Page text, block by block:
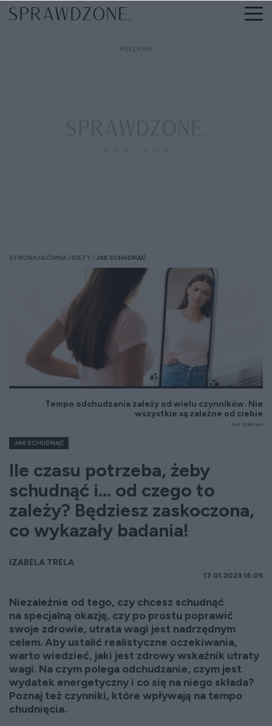
STRONA GŁÓWNA DIETY JAK SCHUDNĄĆ
Tempo odchudzania zależy od wielu czynników. Nie
wszystkie są zależne od ciebie
Fot. 123rf.com
JAK SCHUDNĄĆ
Ile czasu potrzeba, żeby
schudnąć i... od czego to
zależy? Będziesz zaskoczona,
co wykazały badania!
IZABELA TRELA
17.01.2023 16:05
Niezależnie od tego, czy chcesz schudnąć
na specjalną okazję, czy po prostu poprawić
swoje zdrowie, utrata wagi jest nadrzędnym
celem. Aby ustalić realistyczne oczekiwania,
warto wiedzieć, jaki jest zdrowy wskaźnik utraty
wagi. Na czym polega odchudzanie, czym jest
wydatek energetyczny i co się na niego składa?
Poznaj też czynniki, które wpływają na tempo
chudnięcia.